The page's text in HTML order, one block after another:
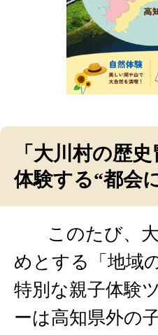
「大川村の歴
体験する“都会
このたび、
めとする「地域
特別な親子体験
ーは高知県外の